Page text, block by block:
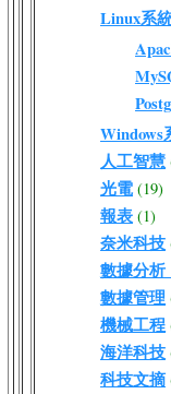
Linux系
Windows
人工智慧
光電 (19)
報表 (1)
奈米科技
數據分析
數據管理
機械工程
海洋科技
科技文摘